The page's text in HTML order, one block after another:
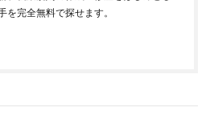
完全無料で探せます。